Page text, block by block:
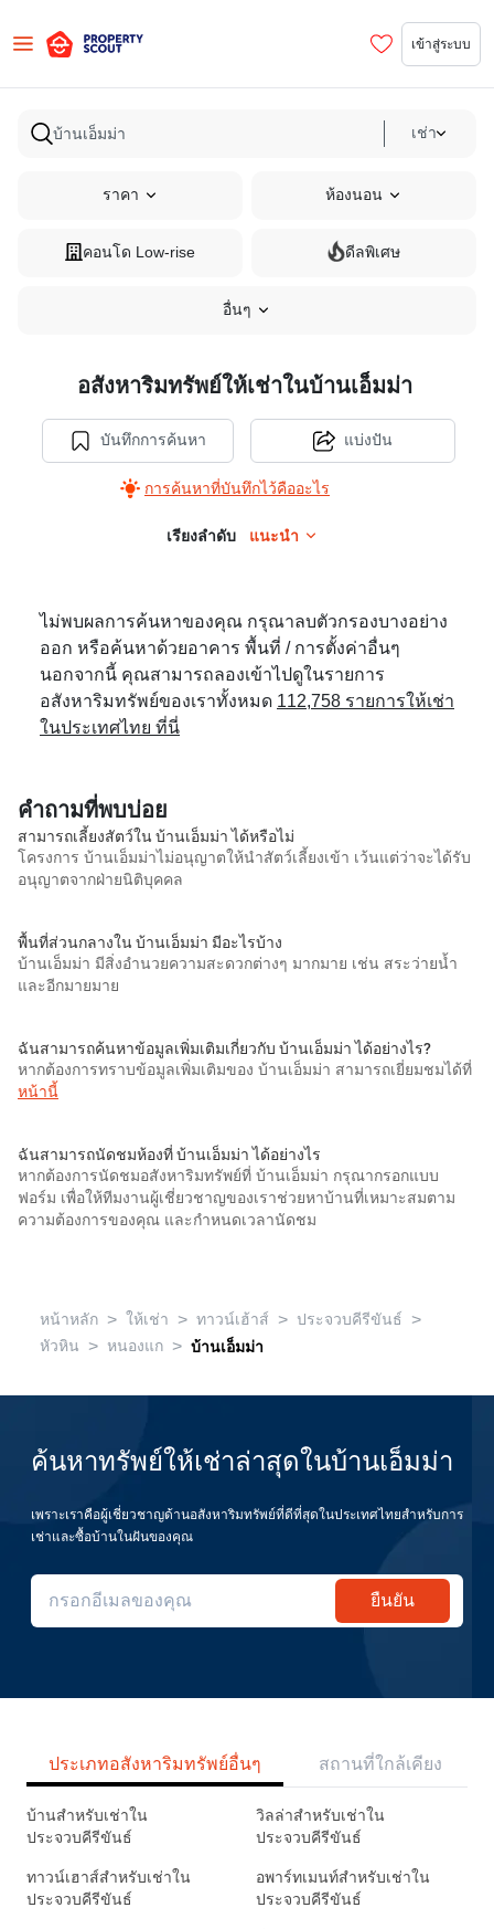
เข้าสู่ระบบ
เช่า
ราคา ห้องนอน
คอนโด Low-rise ดีลพิเศษ
อื่นๆ
อสังหาริมทรัพย์ให้เช่าในบ้านเอ็มม่า
บันทึกการค้นหา
การค้นหาที่บันทึกไว้คืออะไร
แบ่งปัน
เรียงลำดับ แนะนำ
ไม่พบผลการค้นหาของคุณ กรุณาลบตัวกรองบางอย่าง
ออก หรือค้นหาด้วยอาคาร พื้นที่ / การตั้งค่าอื่นๆ
นอกจากนี้ คุณสามารถลองเข้าไปดูในรายการ
อสังหาริมทรัพย์ของเราทั้งหมด 112,758 รายการให้เช่า
ในประเทศไทย ที่นี่
คำถามที่พบบ่อย
สามารถเลี้ยงสัตว์ใน บ้านเอ็มม่า ได้หรือไม่
โครงการ บ้านเอ็มม่าไม่อนุญาตให้นำสัตว์เลี้ยงเข้า เว้นแต่ว่าจะได้รับ
อนุญาตจากฝ่ายนิติบุคคล
พื้นที่ส่วนกลางใน บ้านเอ็มม่า มีอะไรบ้าง
บ้านเอ็มม่า มีสิ่งอำนวยความสะดวกต่างๆ มากมาย เช่น สระว่ายน้ำ
และอีกมายมาย
ฉันสามารถค้นหาข้อมูลเพิ่มเติมเกี่ยวกับ บ้านเอ็มม่า ได้อย่างไร?
หากต้องการทราบข้อมูลเพิ่มเติมของ บ้านเอ็มม่า สามารถเยี่ยมชมได้ที่
หน้านี้
ฉันสามารถนัดชมห้องที่ บ้านเอ็มม่า ได้อย่างไร
หากต้องการนัดชมอสังหาริมทรัพย์ที่ บ้านเอ็มม่า กรุณากรอกแบบ
ฟอร์ม เพื่อให้ทีมงานผู้เชี่ยวชาญของเราช่วยหาบ้านที่เหมาะสมตาม
ความต้องการของคุณ และกำหนดเวลานัดชม
หน้าหลัก > ให้เช่า > ทาวน์เฮ้าส์ > ประจวบคีรีขันธ์ >
หัวหิน > หนองแก > บ้านเอ็มม่า
ค้นหาทรัพย์ให้เช่าล่าสุดในบ้านเอ็มม่า
เพราะเราคือผู้เชี่ยวชาญด้านอสังหาริมทรัพย์ที่ดีที่สุดในประเทศไทยสำหรับการ
เช่าและซื้อบ้านในฝันของคุณ
ยืนยัน
ประเภทอสังหาริมทรัพย์อื่นๆ สถานที่ใกล้เคียง
บ้านสำหรับเช่าใน
ประจวบคีรีขันธ์
วิลล่าสำหรับเช่าใน
ประจวบคีรีขันธ์
ทาวน์เฮาส์สำหรับเช่าใน
ประจวบคีรีขันธ์
อพาร์ทเมนท์สำหรับเช่าใน
ประจวบคีรีขันธ์